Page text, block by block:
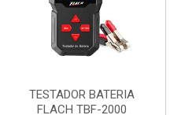
TESTADOR BATERIA
FLACH TBF-2000